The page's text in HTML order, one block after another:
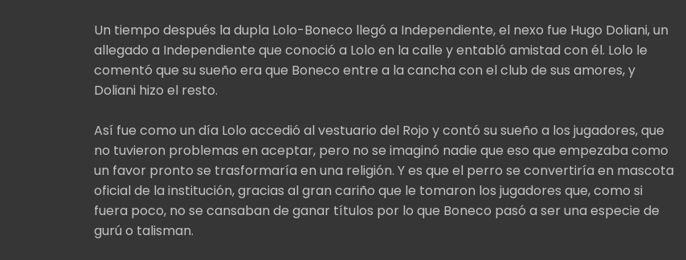
Un tiempo después la dupla Lolo-Boneco llegó a Independiente, el nexo fue Hugo Doliani, un
allegado a Independiente que conoció a Lolo en la calle y entabló amistad con él. Lolo le
comentó que su sueño era que Boneco entre a la cancha con el club de sus amores, y
Doliani hizo el resto.
Así fue como un día Lolo accedió al vestuario del Rojo y contó su sueño a los jugadores, que
no tuvieron problemas en aceptar, pero no se imaginó nadie que eso que empezaba como
un favor pronto se trasformaría en una religión. Y es que el perro se convertiría en mascota
oficial de la institución, gracias al gran cariño que le tomaron los jugadores que, como si
fuera poco, no se cansaban de ganar títulos por lo que Boneco pasó a ser una especie de
gurú o talisman.